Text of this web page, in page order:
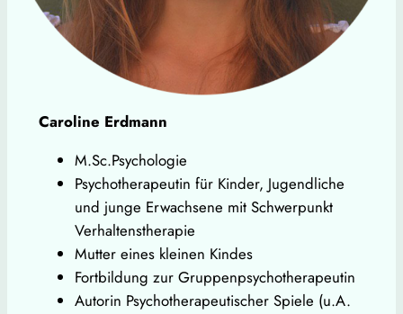
Caroline Erdmann
M.Sc.Psychologie
Psychotherapeutin für Kinder, Jugendliche
und junge Erwachsene mit Schwerpunkt
Verhaltenstherapie
Mutter eines kleinen Kindes
Fortbildung zur Gruppenpsychotherapeutin
Autorin Psychotherapeutischer Spiele (u.A.